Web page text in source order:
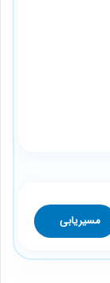
مسیریابی